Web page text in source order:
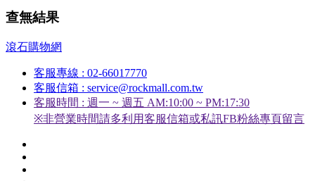
查無結果
滾石購物網
客服專線 : 02-66017770
客服信箱 : service@rockmall.com.tw
客服時間 : 週一 ~ 週五 AM:10:00 ~ PM:17:30
※非營業時間請多利用客服信箱或私訊FB粉絲專頁留言